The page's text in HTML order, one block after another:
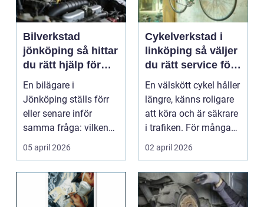
Bilverkstad
jönköping så hittar
du rätt hjälp för
bilen
En bilägare i
Jönköping ställs förr
eller senare inför
samma fråga: vilken
verkstad tar bäst hand
om...
05 april 2026
Cykelverkstad i
linköping så väljer
du rätt service för
din cykel
En välskött cykel håller
längre, känns roligare
att köra och är säkrare
i trafiken. För många
som cy...
02 april 2026